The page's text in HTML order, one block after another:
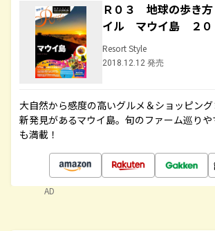
Ｒ０３ 地球の歩き
イル マウイ島 ２０
Resort Style
2018.12.12 発売
大自然から感度の高いグルメ＆ショッピン
新発見があるマウイ島。旬のファーム巡り
も満載！
AD